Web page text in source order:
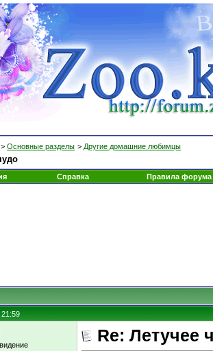
> Основные разделы > Другие домашние любимцы
Справка Правила форума
21:59
Re: Летучее